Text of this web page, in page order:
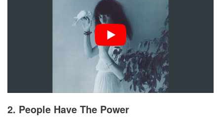
2. People Have The Power